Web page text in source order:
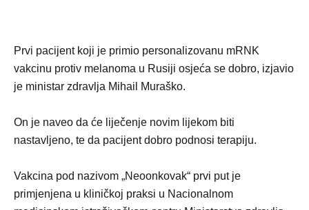
Prvi pacijent koji je primio personalizovanu mRNK
vakcinu protiv melanoma u Rusiji osjeća se dobro, izjavio
je ministar zdravlja Mihail Muraško.
On je naveo da će liječenje novim lijekom biti
nastavljeno, te da pacijent dobro podnosi terapiju.
Vakcina pod nazivom „Neoonkovak“ prvi put je
primjenjena u kliničkoj praksi u Nacionalnom